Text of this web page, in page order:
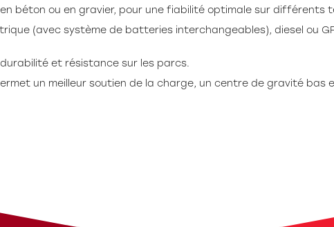
béton ou en gravier, pour une fiabilité optimale sur différents
(avec système de batteries interchangeables), diesel ou
et résistance sur les parcs.
un meilleur soutien de la charge, un centre de gravité bas